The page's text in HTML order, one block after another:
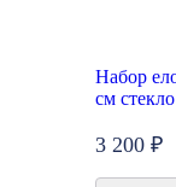
Набор
см стекло
3 200 ₽